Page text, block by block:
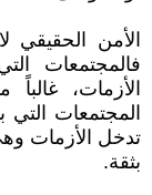
الأمن الحقيقي
فالمجتمعات
الأزمات،
المجتمعات التي
تدخل الأزمات
بثقة.